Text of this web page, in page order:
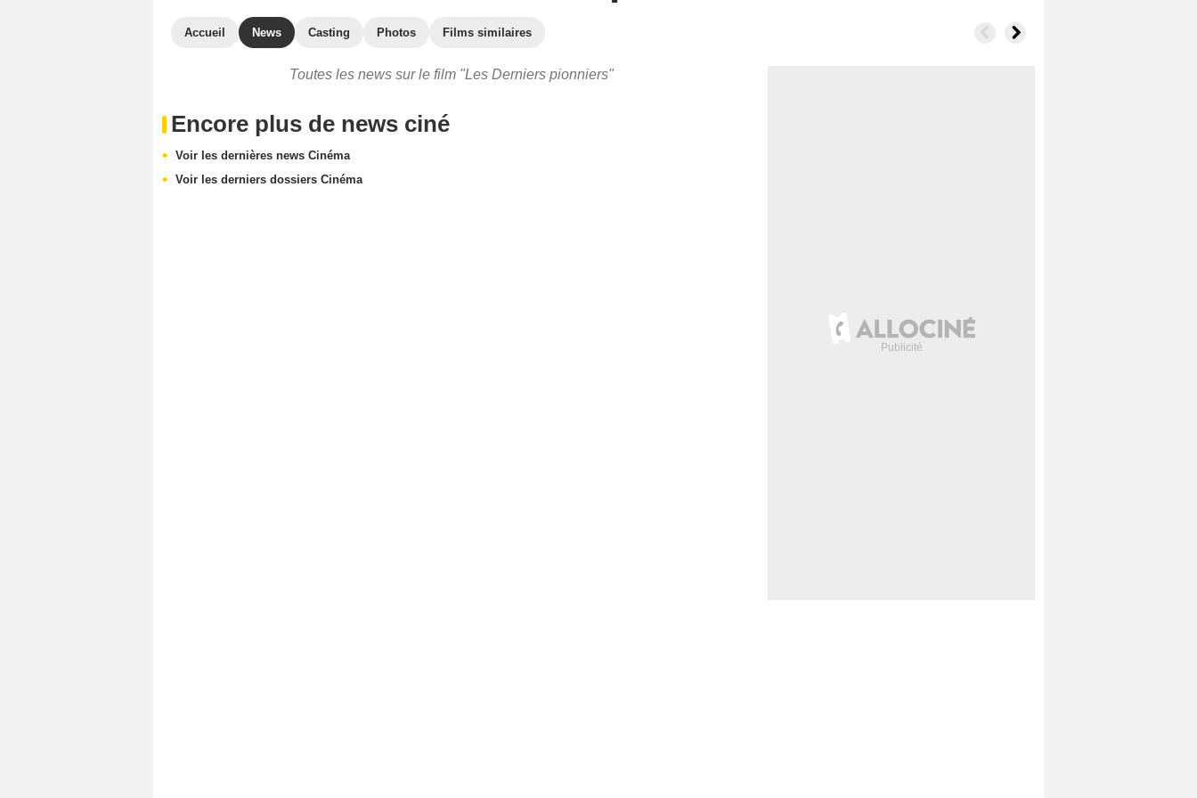
Accueil News Casting Photos Films similaires
Toutes les news sur le film "Les Derniers pionniers"
Encore plus de news ciné
Voir les dernières news Cinéma
Voir les derniers dossiers Cinéma